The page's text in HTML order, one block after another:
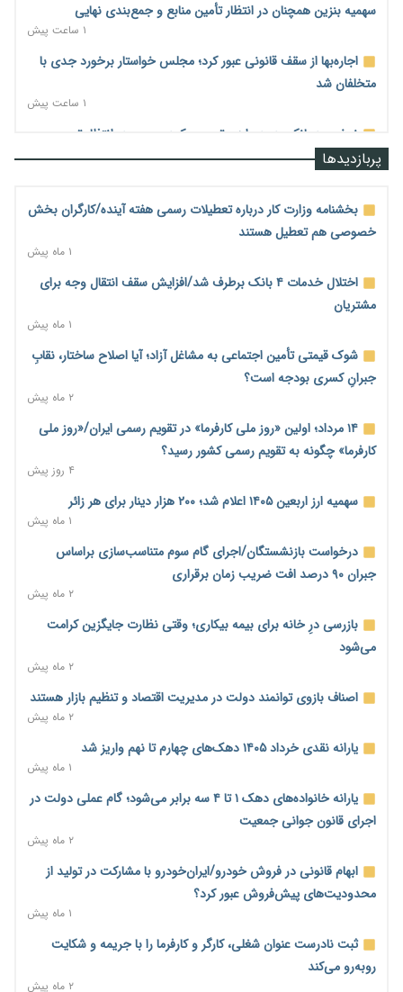
سهمیه بنزین همچنان در انتظار تأمین منابع و جمع‌بندی نهایی
۱ ساعت پیش
اجاره‌بها از سقف قانونی عبور کرد؛ مجلس خواستار برخورد جدی با
متخلفان شد
۱ ساعت پیش
نرخ سود بانکی در دوراهی تورم و رکود؛ بورس در انتظار تصمیم
سیاست‌گذار
صادرات مرغ مازاد هنوز آغاز نشده است؛ چالش قیمت و
سیاست‌های ناپایدار در بازار جهانی
شیر صنعتی چگونه تولید می‌شود؟ پاسخ مدیر کل استاندارد به
شایعات فضای مجازی
نسخه قطعه‌سازان برای سایپا؛ خروج دولت از مدیریت پیش از
واگذاری
تجارت خارجی ایران در مسیر تسویه فرامرزی با رمزارز
یک سال پرچالش اینترنت/دولت چهاردهم از محدودیت به سمت
توسعه زیرساخت رفت
هشدار دیوان محاسبات درباره حساب‌های خارج از خزانه؛ ۱۲۴ حساب
ارزی در تیررس نظارت
نه از جنگ می‌ترسیم، نه از مذاکره برای منافع ملی
فرمول تازه مستمری در راه است؛ کارگران بازنده اصلاحات تأمین
اجتماعی؟
کنترل ترازنامه بانک‌ها؛ شمشیر دولبه مهار تورم و تأمین مالی تولید
جنگ با تورم از بانک‌ها و بودجه آغاز می‌شود؛ نسخه انضباط آهنین
برای اقتصاد
عینک گران‌تر شد؛ ارز و عوارض گمرکی قدرت خرید مردم را نشانه
رفت
اطمینان وزیر جهاد از تأمین کالاهای اساسی؛ «نگران نباشید»
پربازدیدها
بخشنامه وزارت کار درباره تعطیلات رسمی هفته آینده/کارگران بخش
خصوصی هم تعطیل هستند
۱ ماه پیش
اختلال خدمات ۴ بانک برطرف شد/افزایش سقف انتقال وجه برای
مشتریان
۱ ماه پیش
شوک قیمتی تأمین اجتماعی به مشاغل آزاد؛ آیا اصلاح ساختار، نقابِ
جبرانِ کسری بودجه است؟
۲ ماه پیش
۱۴ مرداد؛ اولین «روز ملی کارفرما» در تقویم رسمی ایران/«روز ملی
کارفرما» چگونه به تقویم رسمی کشور رسید؟
۴ روز پیش
سهمیه ارز اربعین ۱۴۰۵ اعلام شد؛ ۲۰۰ هزار دینار برای هر زائر
۱ ماه پیش
درخواست بازنشستگان/اجرای گام سوم متناسب‌سازی براساس
جبران ۹۰ درصد افت ضریب زمان برقراری
۲ ماه پیش
بازرسی درِ خانه برای بیمه بیکاری؛ وقتی نظارت جایگزین کرامت
می‌شود
۲ ماه پیش
اصناف بازوی توانمند دولت در مدیریت اقتصاد و تنظیم بازار هستند
۲ ماه پیش
یارانه نقدی خرداد ۱۴۰۵ دهک‌های چهارم تا نهم واریز شد
۱ ماه پیش
یارانه خانواده‌های دهک ۱ تا ۴ سه برابر می‌شود؛ گام عملی دولت در
اجرای قانون جوانی جمعیت
۲ ماه پیش
ابهام قانونی در فروش خودرو/ایران‌خودرو با مشارکت در تولید از
محدودیت‌های پیش‌فروش عبور کرد؟
۱ ماه پیش
ثبت نادرست عنوان شغلی، کارگر و کارفرما را با جریمه و شکایت
روبه‌رو می‌کند
۲ ماه پیش